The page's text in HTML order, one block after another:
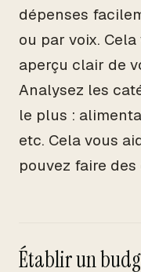
dépenses
ou par voix.
aperçu clair de
Analysez les
le plus :
etc. Cela vous
pouvez faire des
Établir un